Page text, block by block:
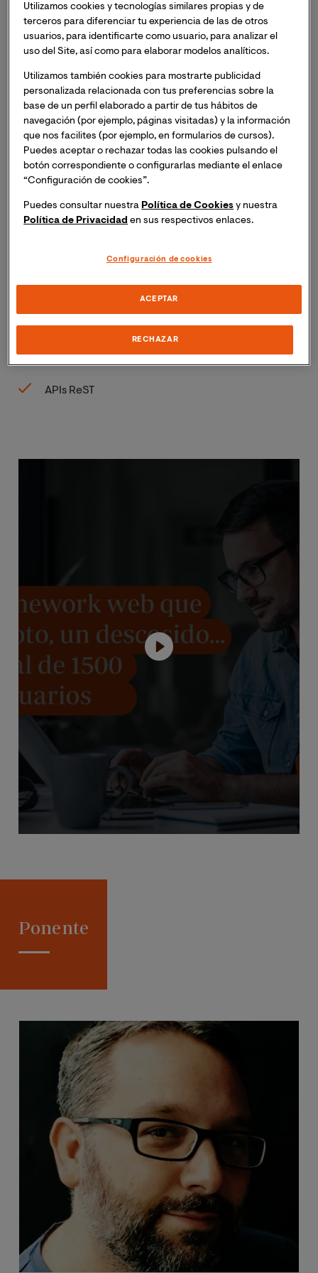
En este archivo encontrarás el material utilizado para
explicar los siguientes puntos:
Frameworks Web
Flask
Introducción a Django
Organización de un proyecto Django
Modelo de Datos
Panel de administración
APIs ReST
Ponente
Utilizamos cookies y tecnologías similares propias y de
terceros para diferenciar tu experiencia de las de otros
usuarios, para identificarte como usuario, para analizar el
uso del Site, así como para elaborar modelos analíticos.
Utilizamos también cookies para mostrarte publicidad
personalizada relacionada con tus preferencias sobre la
base de un perfil elaborado a partir de tus hábitos de
navegación (por ejemplo, páginas visitadas) y la información
que nos facilites (por ejemplo, en formularios de cursos).
Puedes aceptar o rechazar todas las cookies pulsando el
botón correspondiente o configurarlas mediante el enlace
“Configuración de cookies”.
Puedes consultar nuestra Política de Cookies y nuestra
Política de Privacidad en sus respectivos enlaces.
Configuración de cookies
RECHAZAR
ACEPTAR